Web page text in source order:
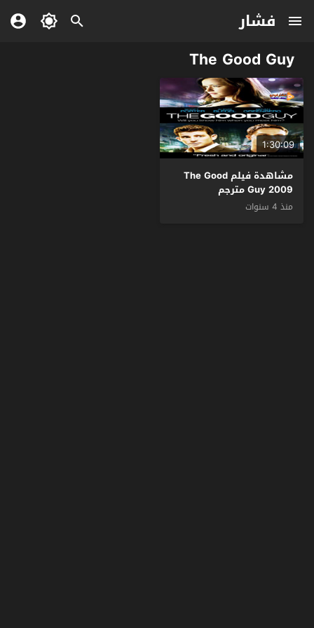
فشار
The Good Guy
1:30:09
مشاهدة فيلم The Good
Guy 2009 مترجم
منذ 4 سنوات